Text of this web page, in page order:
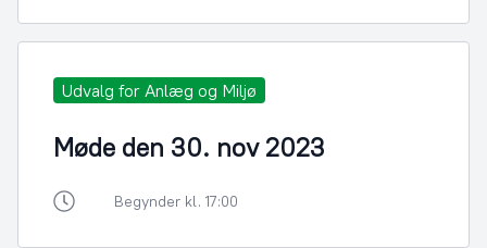
Udvalg for Anlæg og Miljø
Møde den 30. nov 2023
Begynder kl. 17:00